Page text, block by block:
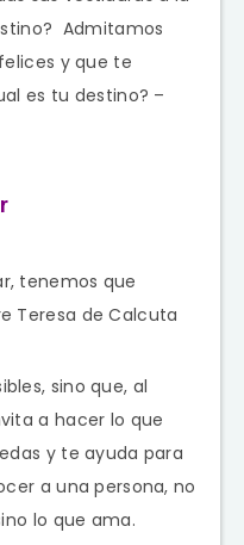
Admitamos
y que te
es tu destino? –
tenemos que
Teresa de Calcuta
sino que, al
a hacer lo que
y te ayuda para
a una persona, no
lo que ama.